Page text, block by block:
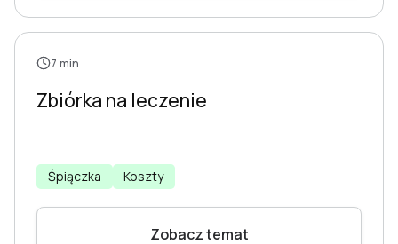
7 min
Zbiórka na leczenie
Śpiączka Koszty
Zobacz temat